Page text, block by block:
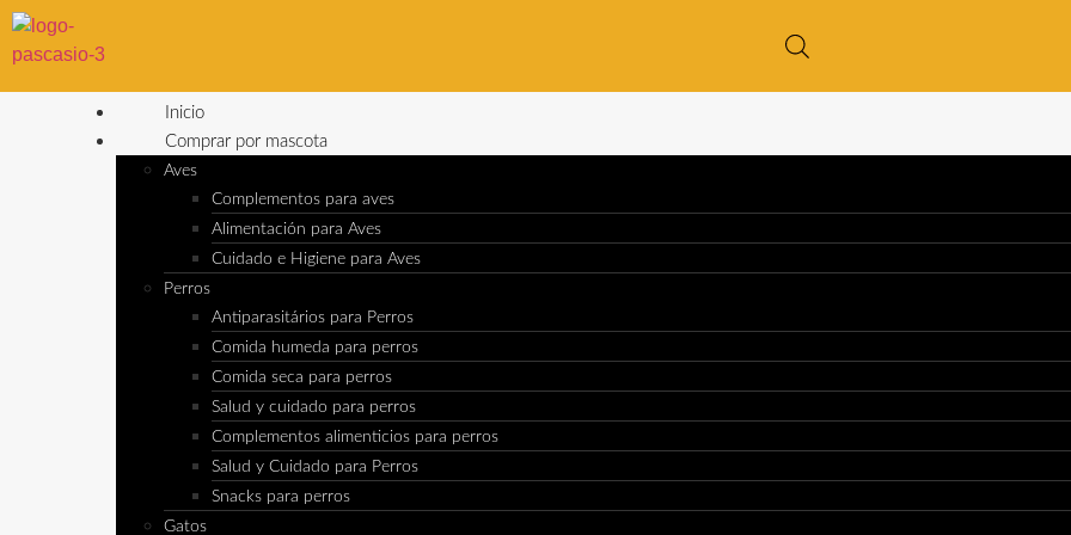
Inicio
Comprar por mascota
Aves
Complementos para aves
Alimentación para Aves
Cuidado e Higiene para Aves
Perros
Antiparasitários para Perros
Comida humeda para perros
Comida seca para perros
Salud y cuidado para perros
Complementos alimenticios para perros
Salud y Cuidado para Perros
Snacks para perros
Gatos